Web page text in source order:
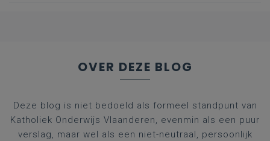
OVER DEZE BLOG
Deze blog is niet bedoeld als formeel standpunt van
Katholiek Onderwijs Vlaanderen, evenmin als een puur
verslag, maar wel als een niet-neutraal, persoonlijk